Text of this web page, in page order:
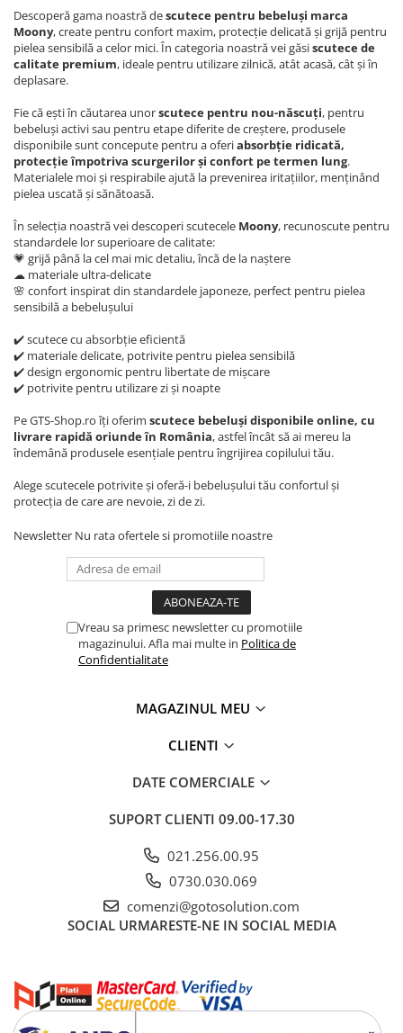
Descoperă gama noastră descutece pentru bebeluși marca
Moony, create pentru confort maxim, protecție delicată și grijă pentru
pielea sensibilă a celor mici. În categoria noastră vei găsiscutece de
calitate premium, ideale pentru utilizare zilnică, atât acasă, cât și în
deplasare.
Fie că ești în căutarea unorscutece pentru nou-născuți, pentru
bebeluși activi sau pentru etape diferite de creștere, produsele
disponibile sunt concepute pentru a oferiabsorbție ridicată,
protecție împotriva scurgerilor și confort pe termen lung.
Materialele moi și respirabile ajută la prevenirea iritațiilor, menținând
pielea uscată și sănătoasă.
În selecția noastră vei descoperi scutecele Moony, recunoscute pentru
standardele lor superioare de calitate:
💗 grijă până la cel mai mic detaliu, încă de la naștere
☁ materiale ultra-delicate
🌸 confort inspirat din standardele japoneze, perfect pentru pielea
sensibilă a bebelușului
✔️ scutece cu absorbție eficientă
✔️ materiale delicate, potrivite pentru pielea sensibilă
✔️ design ergonomic pentru libertate de mișcare
✔️ potrivite pentru utilizare zi și noapte
Pe GTS-Shop.ro îți oferim scutece bebeluși disponibile online, cu
livrare rapidă oriunde în România, astfel încât să ai mereu la
îndemână produsele esențiale pentru îngrijirea copilului tău.
Alege scutecele potrivite și oferă-i bebelușului tău confortul și
protecția de care are nevoie, zi de zi.
Newsletter Nu rata ofertele si promotiile noastre
Vreau sa primesc newsletter cu promotiile
magazinului. Afla mai multe in Politica de
Confidentialitate
MAGAZINUL MEU
CLIENTI
DATE COMERCIALE
SUPORT CLIENTI 09.00-17.30
021.256.00.95
0730.030.069
comenzi@gotosolution.com
SOCIAL URMARESTE-NE IN SOCIAL MEDIA